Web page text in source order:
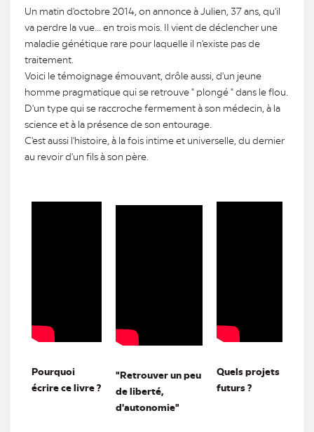
Un matin d'octobre 2014, on annonce à Julien, 37 ans, qu'il
va perdre la vue... en trois mois. Il vient de déclencher une
maladie génétique rare pour laquelle il n'existe pas de
traitement.
Voici le témoignage émouvant, drôle aussi, d'un jeune
homme pragmatique qui se retrouve " plongé " dans le flou.
D'un type qui se raccroche fermement à son médecin, à la
science et à la présence de son entourage.
C'est aussi l'histoire, à la fois intime et universelle, du dernier
au revoir d'un fils à son père.
Pourquoi
écrire ce livre ?
"Retrouver un peu
de liberté,
d'autonomie"
Quels projets
futurs ?